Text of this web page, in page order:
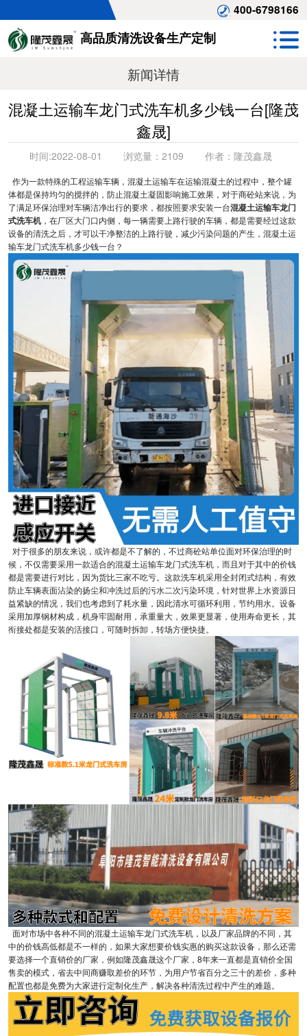
400-6798166
高品质清洗设备生产定制
新闻详情
混凝土运输车龙门式洗车机多少钱一台[隆茂
鑫晟]
时间:2022-08-01 浏览量： 2109 作者： 隆茂鑫晟
作为一款特殊的工程运输车辆，混凝土运输车在运输混凝土的过程中，整个罐
体都是保持均匀的搅拌的，防止混凝土凝固影响施工效果，对于商砼站来说，为
了满足环保治理对车辆洁净出行的要求，都按照要求安装一台混凝土运输车龙门
式洗车机，在厂区大门口内侧，每一辆需要上路行驶的车辆，都是需要经过这款
设备的清洗之后，才可以干净整洁的上路行驶，减少污染问题的产生，混凝土运
输车龙门式洗车机多少钱一台？
对于很多的朋友来说，或许都是不了解的，不过商砼站单位面对环保治理的时
候，不仅需要采用一款适合的混凝土运输车龙门式洗车机，而且对于其中的价钱
都是需要进行对比，因为货比三家不吃亏。这款洗车机采用全封闭式结构，有效
防止车辆表面沾染的扬尘和冲洗过后的污水二次污染环境，针对世界上水资源日
益紧缺的情况，我们也考虑到了耗水量，因此清水可循环利用，节约用水。设备
采用加厚钢材构成，机身牢固耐用，承重量大，效果更显著，使用寿命更长，其
衔接处都是安装的活接口，可随时拆卸，转场方便快捷。
面对市场中各种不同的混凝土运输车龙门式洗车机，以及厂家品牌的不同，其
中的价钱高低都是不一样的，如果大家想要价钱实惠的购买这款设备，那么还需
要选择一个直销价的厂家，例如隆茂鑫晟这个厂家，8年来一直都是直销价全国
售卖的模式，省去中间商赚取差价的环节，为用户节省百分之三十的差价，多种
配置也都是免费为大家进行定制化生产，解决各种清洗过程中产生的难题。